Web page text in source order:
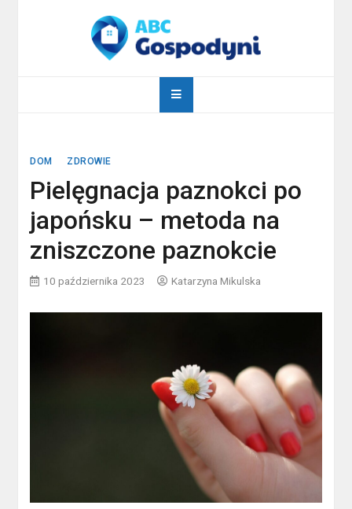
abcgospodyni.pl
DOM ZDROWIE
Pielęgnacja paznokci po
japońsku – metoda na
zniszczone paznokcie
10 października 2023 Katarzyna Mikulska